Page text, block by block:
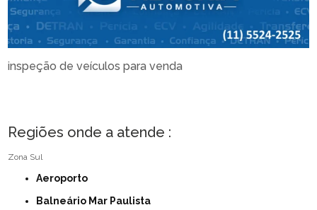
inspeção de veículos para venda
Regiões onde a atende :
Zona Sul
Aeroporto
Balneário Mar Paulista